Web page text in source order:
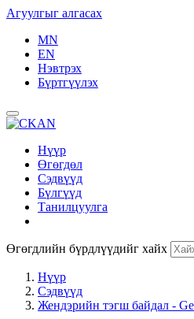
Агуулгыг алгасах
MN
EN
Нэвтрэх
Бүртгүүлэх
Нүүр
Өгөгдөл
Сэдвүүд
Бүлгүүд
Танилцуулга
Өгөгдлийн бүрдлүүдийг хайх
Нүүр
Сэдвүүд
Жендэрийн тэгш байдал -